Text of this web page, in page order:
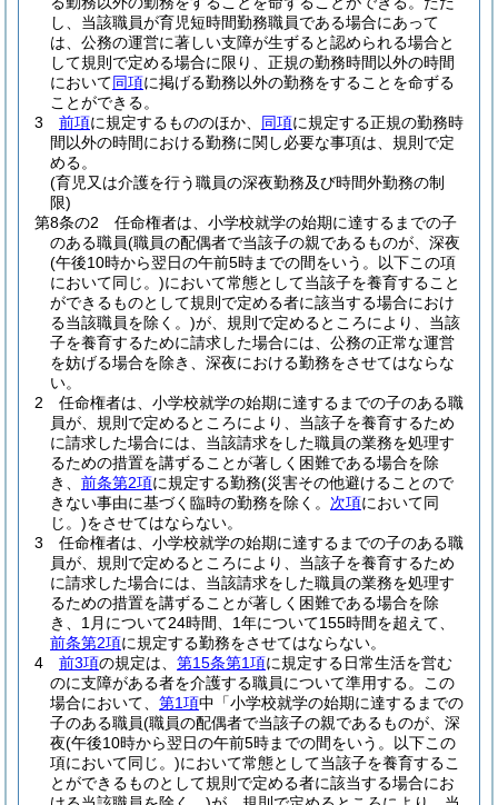
し、当該職員が育児短時間勤務職員である場合にあって
は、公務の運営に著しい支障が生ずると認められる場合と
して規則で定める場合に限り、正規の勤務時間以外の時間
において同項に掲げる勤務以外の勤務をすることを命ずる
ことができる。
3
前項に規定するもののほか、 同項に規定する正規の勤務時
間以外の時間における勤務に関し必要な事項は、規則で定
める。
(育児又は介護を行う職員の深夜勤務及び時間外勤務の制
限)
第8条の2
任命権者は、小学校就学の始期に達するまでの子
のある職員(職員の配偶者で当該子の親であるものが、深夜
(午後10時から翌日の午前5時までの間をいう。以下この項
において同じ。)において常態として当該子を養育すること
ができるものとして規則で定める者に該当する場合におけ
る当該職員を除く。)が、規則で定めるところにより、当該
子を養育するために請求した場合には、公務の正常な運営
を妨げる場合を除き、深夜における勤務をさせてはならな
い。
2
任命権者は、小学校就学の始期に達するまでの子のある職
員が、規則で定めるところにより、当該子を養育するため
に請求した場合には、当該請求をした職員の業務を処理す
るための措置を講ずることが著しく困難である場合を除
き、 前条第2項に規定する勤務(災害その他避けることので
きない事由に基づく臨時の勤務を除く。 次項において同
じ。)をさせてはならない。
3
任命権者は、小学校就学の始期に達するまでの子のある職
員が、規則で定めるところにより、当該子を養育するため
に請求した場合には、当該請求をした職員の業務を処理す
るための措置を講ずることが著しく困難である場合を除
き、1月について24時間、1年について155時間を超えて、
前条第2項に規定する勤務をさせてはならない。
4
前3項の規定は、 第15条第1項に規定する日常生活を営む
のに支障がある者を介護する職員について準用する。
この
場合において、 第1項中「小学校就学の始期に達するまでの
子のある職員(職員の配偶者で当該子の親であるものが、深
夜(午後10時から翌日の午前5時までの間をいう。以下この
項において同じ。)において常態として当該子を養育するこ
とができるものとして規則で定める者に該当する場合にお